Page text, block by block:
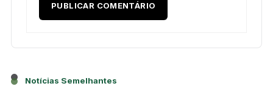
Notícias Semelhantes